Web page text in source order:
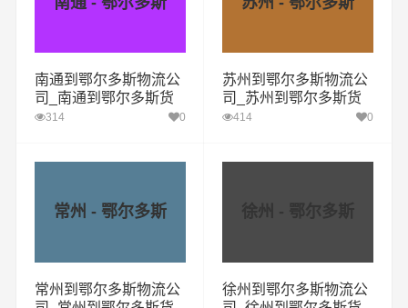
南通到鄂尔多斯物流公
司_南通到鄂尔多斯货
运专线
314 0
苏州到鄂尔多斯物流公
司_苏州到鄂尔多斯货
运专线
414 0
常州 - 鄂尔多斯
常州到鄂尔多斯物流公
徐州 - 鄂尔多斯
徐州到鄂尔多斯物流公